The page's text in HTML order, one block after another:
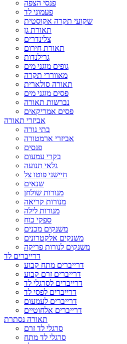
פנסי הצפה
פעמוני לד
שקועי תקרה אקוסטית
תאורת גן
צלינדרים
תאורת חירום
גרילנדות
גופים מוגני מים
מאווררי תקרה
תאורה סולארית
פסים מוגני מים
נברשות תאורה
פסים אמריקאים
אביזרי תאורה
בתי נורה
אביזרי ארמטורה
פנסים
בקרי עמעום
גלאי תנועה
חיישני פוטו צל
שנאים
מנורות שולחן
מנורות קריאה
מנורות לילה
ספקי כוח
משנקים מכנים
משנקים אלקטרונים
משנקים לנורות פריקה
דרייברים לד
דרייברים מתח קבוע
דרייברים זרם קבוע
דרייברים לסרגלי לד
דרייברים לפסי לד
דרייברים לעמעום
דרייברים אלחוטיים
תאורה נסתרת
סרגלי לד זרם
סרגלי לד מתח